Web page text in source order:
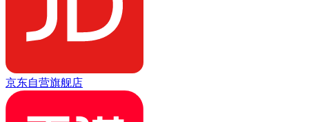
京东自营旗舰店